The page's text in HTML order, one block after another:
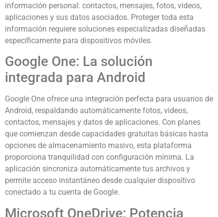
información personal: contactos, mensajes, fotos, videos,
aplicaciones y sus datos asociados. Proteger toda esta
información requiere soluciones especializadas diseñadas
específicamente para dispositivos móviles.
Google One: La solución
integrada para Android
Google One ofrece una integración perfecta para usuarios de
Android, respaldando automáticamente fotos, videos,
contactos, mensajes y datos de aplicaciones. Con planes
que comienzan desde capacidades gratuitas básicas hasta
opciones de almacenamiento masivo, esta plataforma
proporciona tranquilidad con configuración mínima. La
aplicación sincroniza automáticamente tus archivos y
permite acceso instantáneo desde cualquier dispositivo
conectado a tu cuenta de Google.
Microsoft OneDrive: Potencia